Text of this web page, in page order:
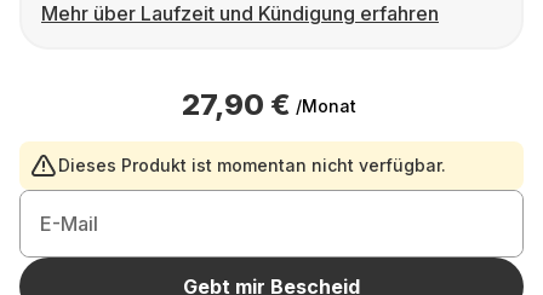
Mehr über Laufzeit und Kündigung erfahren
27,90 € /Monat
Dieses Produkt ist momentan nicht verfügbar.
E-Mail
Gebt mir Bescheid